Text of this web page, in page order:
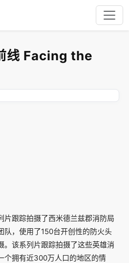
线 Facing the
片跟踪拍摄了西米德兰兹郡消防局
队，使用了150台开创性的防火头
。该系列片跟踪拍摄了这些英雄消
个拥有近300万人口的地区的情